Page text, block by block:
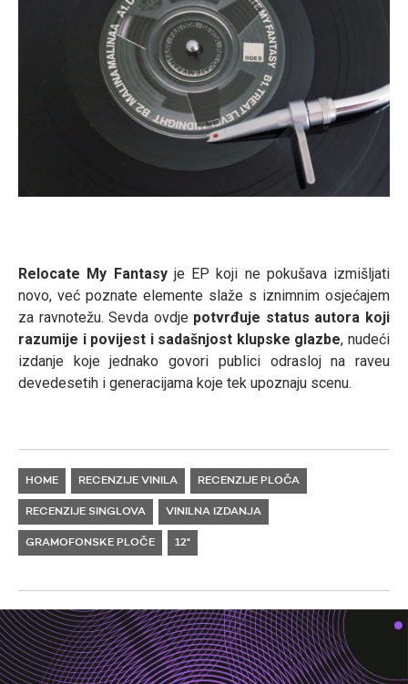
Relocate My Fantasyje EP koji ne pokušava izmišljati
novo, već poznate elemente slaže s iznimnim osjećajem
za ravnotežu. Sevda ovdje potvrđuje status autora koji
razumije i povijest i sadašnjost klupske glazbe, nudeći
izdanje koje jednako govori publici odrasloj na raveu
devedesetih i generacijama koje tek upoznaju scenu.
HOME RECENZIJE VINILA RECENZIJE PLOČA
RECENZIJE SINGLOVA VINILNA IZDANJA
GRAMOFONSKE PLOČE 12"